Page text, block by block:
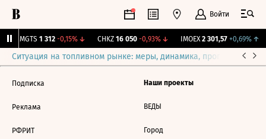
Войти
MGTS 1 312 -0,15%↓ CHKZ 16 050 -0,93%↓ IMOEX 2 301,57 +0,69%↑
Ситуация на топливном рынке: меры, динамика, прогнозы
Подписка
Реклама
РФРИТ
Наши проекты
ВЕДЫ
Город